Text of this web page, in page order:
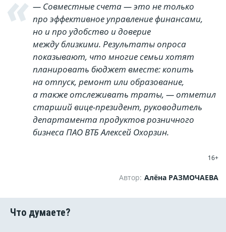
— Совместные счета — это не только
про эффективное управление финансами,
но и про удобство и доверие
между близкими. Результаты опроса
показывают, что многие семьи хотят
планировать бюджет вместе: копить
на отпуск, ремонт или образование,
а также отслеживать траты, — отметил
старший вице-президент, руководитель
департамента продуктов розничного
бизнеса ПАО ВТБ Алексей Охорзин.
16+
Автор: Алёна РАЗМОЧАЕВА